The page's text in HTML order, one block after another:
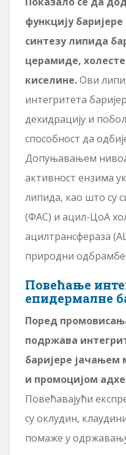
функцију
синтезу липида
церамиде,
киселине.Ови
интегритета
дехидрацију и
способност да
Допуњавањем
активност ензима
липида, као што су
(ФАС) и ацил-ЦоА
ацилтрансфераза
природни
Повећање
епидермалне
Поред
подржава
баријере јачањем
и промоцијом
Повећавајући
су оклудин,
помаже у